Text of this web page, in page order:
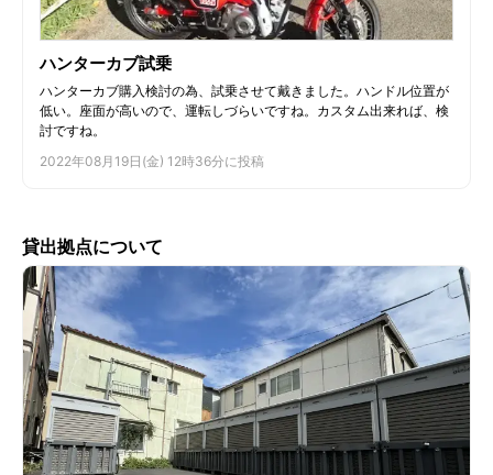
ハンターカブ試乗
ハンターカブ購入検討の為、試乗させて戴きました。ハンドル位置が
低い。座面が高いので、運転しづらいですね。カスタム出来れば、検
討ですね。
2022年08月19日(金) 12時36分に投稿
貸出拠点について